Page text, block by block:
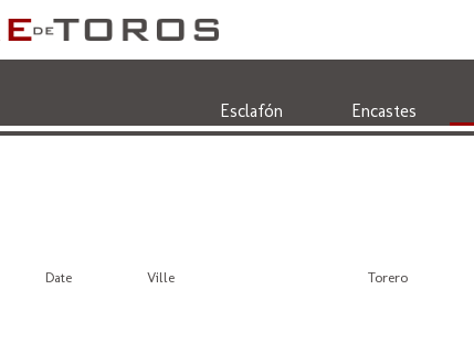
Esclafón Encastes
Date Ville Torero